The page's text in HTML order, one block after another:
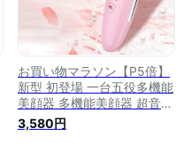
お買い物マラソン【P5倍】
新型 初登場 一台五役多機能
美顔器 多機能美顔器 超音波
美顔器 イオン導入 イオン導
出リフトアップ 毛穴 美ems
3,580円